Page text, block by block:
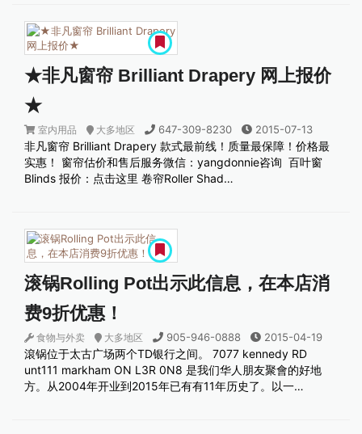
★非凡窗帘 Brilliant Drapery 网上报价
★
室内用品 大多地区 647-309-8230 2015-07-13
非凡窗帘 Brilliant Drapery 款式最前线！质量最保障！价格最
实惠！ 窗帘估价和售后服务微信：yangdonnie咨询 ​ 百叶窗
Blinds 报价：点击这里 卷帘Roller Shad…
滚锅Rolling Pot出示此信息，在本店消
费9折优惠！
食物与外卖 大多地区 905-946-0888 2015-04-19
滾锅位于太古广场两个TD银行之间。 7077 kennedy RD
unt111 markham ON L3R 0N8 是我们华人朋友聚會的好地
方。从2004年开业到2015年已有有11年历史了。以一…